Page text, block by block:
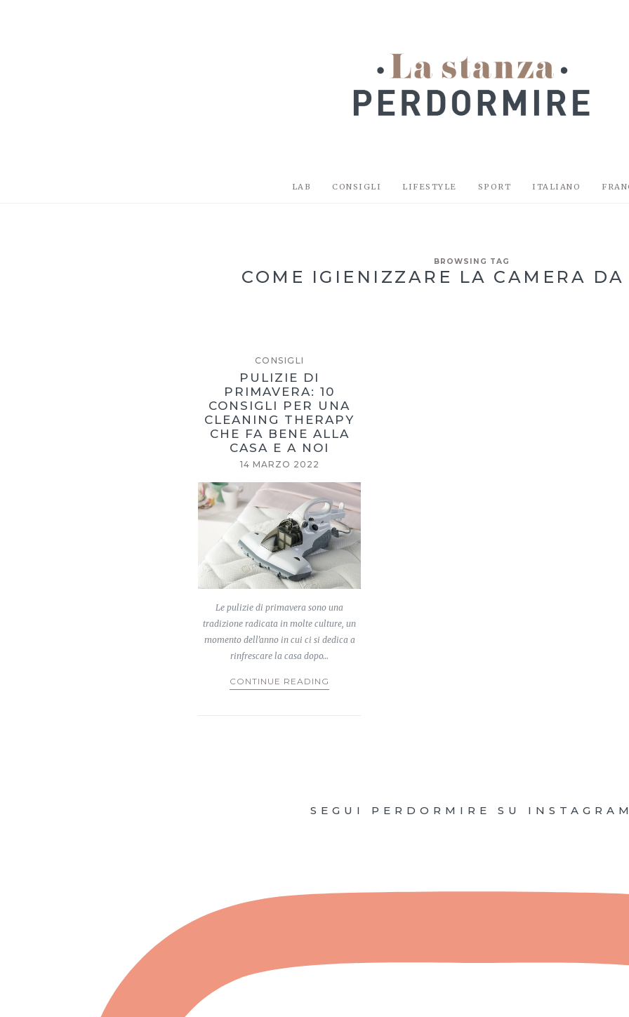
LAB CONSIGLI LIFESTYLE SPORT ITALIANO
BROWSING TAG
COME IGIENIZZARE LA CAMERA
CONSIGLI
PULIZIE DI
PRIMAVERA: 10
CONSIGLI PER UNA
CLEANING THERAPY
CHE FA BENE ALLA
CASA E A NOI
14 MARZO 2022
Le pulizie di primavera sono una
tradizione radicata in molte culture, un
momento dell’anno in cui ci si dedica a
rinfrescare la casa dopo…
CONTINUE READING
SEGUI PERDORMIRE SU